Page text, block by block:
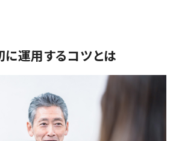
運用するコツとは